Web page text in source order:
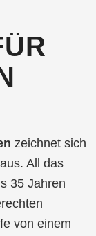
zeichnet sich
All das
35 Jahren
von einem